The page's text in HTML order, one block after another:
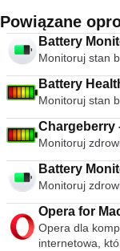
Powiązane
Battery
Monitoruj stan
Battery
Monitoruj stan
Chargeberry
Monitoruj
Battery
Information
Monitoruj
Opera for
Opera dla
internetowa,